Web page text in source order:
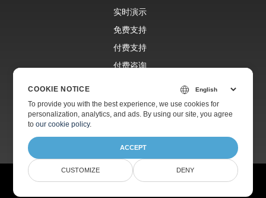
实时演示
免费支持
付费支持
付费咨询
网站
关于
© Aspose Pty Ltd 2001-2026.
COOKIE NOTICE
To provide you with the best experience, we use cookies for
personalization, analytics, and ads. By using our site, you agree
toour cookie policy.
ACCEPT
CUSTOMIZE DENY